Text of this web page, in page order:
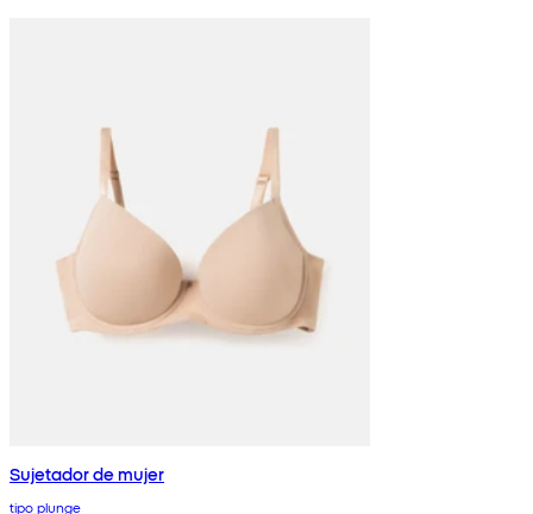
Sujetador de mujer
tipo plunge